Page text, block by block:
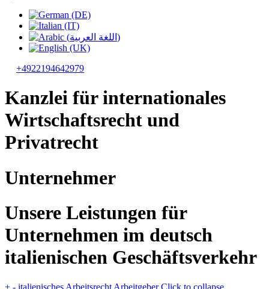
+4922194642979
Kanzlei für internationales
Wirtschaftsrecht und
Privatrecht
Unternehmer
Unsere Leistungen für
Unternehmen im deutsch
italienischen Geschäftsverkehr
+ - italienisches Arbeitsrecht Arbeitgeber Click to collapse